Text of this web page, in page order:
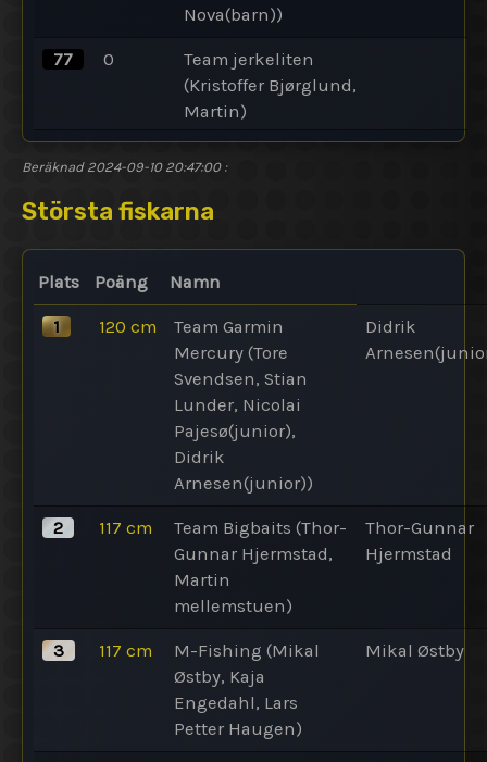
Nova(barn))
77 0
Team jerkeliten
(Kristoffer Bjørglund,
Martin)
Beräknad 2024-09-10 20:47:00 :
Största fiskarna
Plats Poäng Namn
1 120 cm
Team Garmin
Mercury (Tore
Svendsen, Stian
Lunder, Nicolai
Pajesø(junior),
Didrik
Arnesen(junior))
Didrik
2 117 cm
Team Bigbaits (Thor-
Gunnar Hjermstad,
Martin
mellemstuen)
Thor-Gunnar
Hjermstad
3 117 cm
M-Fishing (Mikal
Østby, Kaja
Engedahl, Lars
Petter Haugen)
Mikal Østby